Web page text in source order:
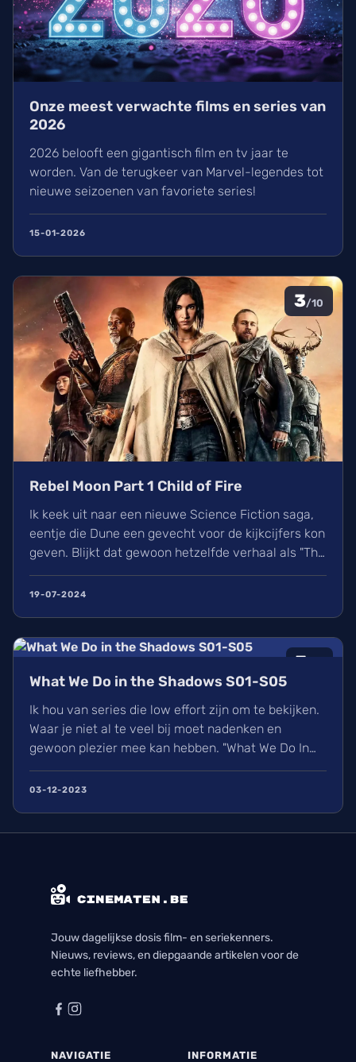
Onze meest verwachte films en series van
2026
2026 belooft een gigantisch film en tv jaar te
worden. Van de terugkeer van Marvel-legendes tot
nieuwe seizoenen van favoriete series!
15-01-2026
3/10
Rebel Moon Part 1 Child of Fire
Ik keek uit naar een nieuwe Science Fiction saga,
eentje die Dune een gevecht voor de kijkcijfers kon
geven. Blijkt dat gewoon hetzelfde verhaal als "The
nemen en er wat elementen uit Star Wars en mooie
Fire vond ik mooi gemaakt maar saai gesmaakt.
19-07-2024
7
What We Do in the Shadows S01-S05
Ik hou van series die low effort zijn om te bekijken.
Waar je niet al te veel bij moet nadenken en
gewoon plezier mee kan hebben. "What We Do In
doet het genoeg om mij vijf seizoenen geboeid
03-12-2023
Jouw dagelijkse dosis film- en seriekenners.
Nieuws, reviews, en diepgaande artikelen voor de
echte liefhebber.
NAVIGATIE INFORMATIE